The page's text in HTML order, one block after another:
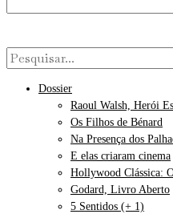
Dossier
Raoul Walsh, Herói
Os Filhos de Bénard
Na Presença dos
E elas criaram cinema
Hollywood Clássica:
Godard, Livro Aberto
5 Sentidos (+ 1)